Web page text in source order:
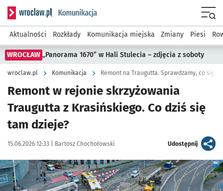
Serwis informacyjny wroclaw.pl podserwis: Komunikacja
Aktualności Rozkłady Komunikacja miejska Zmiany Piesi
WROCŁAW „Panorama 1670” w Hali Stulecia – zdjęcia z soboty
wroclaw.pl Komunikacja Remont na Traugutta. Sprawdzamy, co się
Remont w rejonie skrzyżowania
Traugutta z Krasińskiego. Co dziś się
tam dzieje?
Data publikacji:
15.06.2026 12:33 | Autor:
Bartosz Chochołowski Udostępnijartykuł
Kliknij, aby zobaczyć galerię